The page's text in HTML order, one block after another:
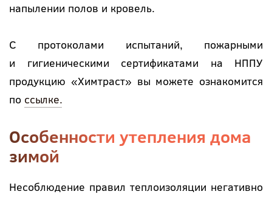
напылении полов и кровель.
С протоколами испытаний, пожарными
и гигиеническими сертификатами на НППУ
продукцию «Химтраст» вы можете ознакомится
по ссылке.
Особенности утепления дома
зимой
Несоблюдение правил теплоизоляции негативно